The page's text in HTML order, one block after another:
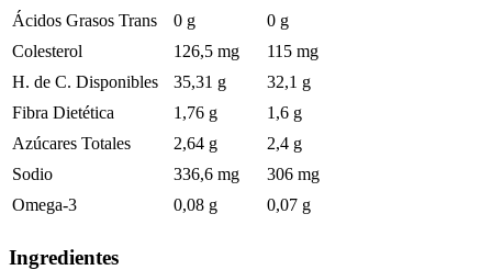
Ácidos Grasos Trans
0 g
0 g
Colesterol
126,5 mg
115 mg
H. de C. Disponibles
35,31 g
32,1 g
Fibra Dietética
1,76 g
1,6 g
Azúcares Totales
2,64 g
2,4 g
Sodio
336,6 mg
306 mg
Omega-3
0,08 g 0,07 g
Ingredientes